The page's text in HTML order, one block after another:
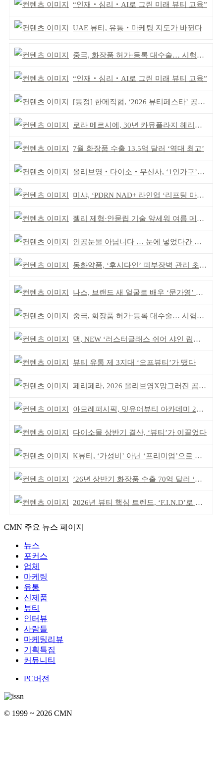
“인재‧심리‧AI로 그린 미래 뷰티 교육”
UAE 뷰티, 유통‧마케팅 지도가 바뀐다
중국, 화장품 허가·등록 대수술… 시험자료 공용 허용
“인재‧심리‧AI로 그린 미래 뷰티 교육”
[동정] 한메직협, ‘2026 뷰티페스타’ 공동 주최
로라 메르시에, 30년 카뮤플라지 헤리티지 담아
7월 화장품 수출 13.5억 달러 ‘역대 최고’
올리브영‧다이소‧무신사, ‘1인가구’가 이끈다
미샤, ‘PDRN NAD+ 라인업 ‘리프팅 마스크’ 출시
젤리 제형·안묻립 기술 앞세워 여름 메이크업 시장 공략
인공눈물 아닙니다 … 눈에 넣었다간 각막 손상
동화약품, ‘후시다인’ 피부장벽 관리 초점 ‘리브랜딩’
나스, 브랜드 새 얼굴로 배우 ‘문가영’ 발탁
중국, 화장품 허가·등록 대수술… 시험자료 공용 허용
맥, NEW ‘러스터글래스 쉬어 샤인 립스틱’ 출시
뷰티 유통 제 3지대 ‘오프뷰티’가 떴다
페리페라, 2026 올리브영X망그러진 곰 콜라보
아모레퍼시픽, 밋유어뷰티 아카데미 2기 발대식
다이소몰 상반기 결산, ‘뷰티’가 이끌었다
K뷰티, ‘가성비’ 아닌 ‘프리미엄’으로 승부걸어야
’26년 상반기 화장품 수출 70억 달러 ‘역대 최고’
2026년 뷰티 핵심 트렌드, ‘F.I.N.D’로 읽는다
CMN 주요 뉴스 페이지
뉴스
포커스
업체
마케팅
유통
신제품
뷰티
인터뷰
사람들
마케팅리뷰
기획특집
커뮤니티
PC버전
© 1999 ~ 2026 CMN